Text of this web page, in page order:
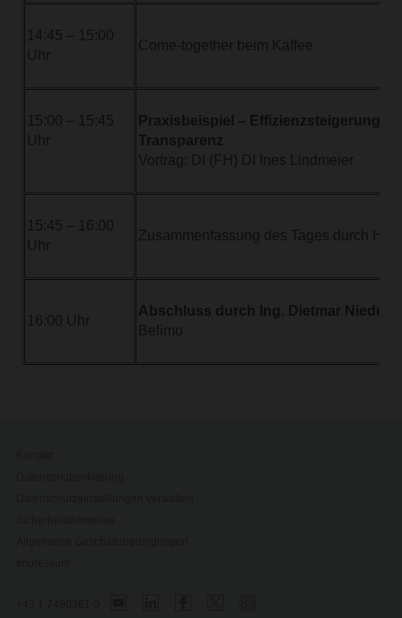
14:45 – 15:00
Come-together beim Kaffee
15:00 – 15:45
Praxisbeispiel – Effizienzsteigerung
Transparenz
Vortrag: DI (FH) DI Ines Lindmeier
15:45 – 16:00
Zusammenfassung des Tages durch
16:00 Uhr
Abschluss durch Ing. Dietmar
Belimo